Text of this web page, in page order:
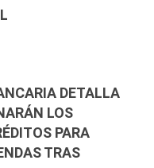
DETALLA
LOS
PARA
TRAS